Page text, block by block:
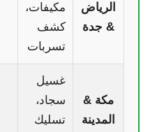
الرياض
& جدة
مكيفات،
كشف
تسربات
مكة &
المدينة
غسيل
سجاد،
تسليك